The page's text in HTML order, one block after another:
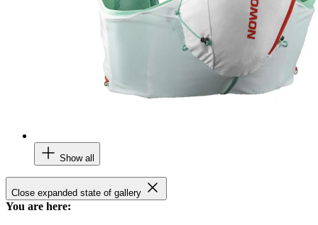
Show all
Close expanded state of gallery
You are here: